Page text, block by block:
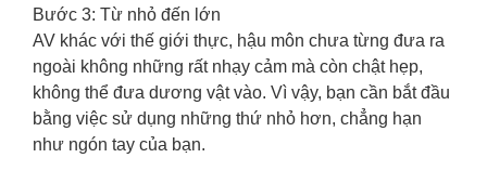
Bước 3: Từ nhỏ đến lớn
AV khác với thế giới thực, hậu môn chưa từng đưa ra
ngoài không những rất nhạy cảm mà còn chật hẹp,
không thể đưa dương vật vào. Vì vậy, bạn cần bắt đầu
bằng việc sử dụng những thứ nhỏ hơn, chẳng hạn
như ngón tay của bạn.